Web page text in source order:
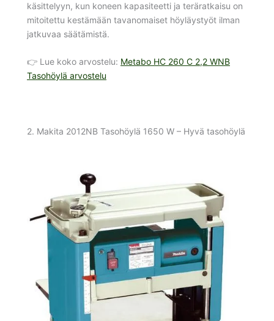
käsittelyyn, kun koneen kapasiteetti ja teräratkaisu on
mitoitettu kestämään tavanomaiset höyläystyöt ilman
jatkuvaa säätämistä.
👉 Lue koko arvostelu: Metabo HC 260 C 2,2 WNB
Tasohöylä arvostelu
2. Makita 2012NB Tasohöylä 1650 W – Hyvä tasohöylä